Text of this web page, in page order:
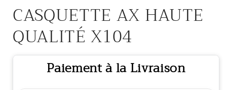
CASQUETTE AX HAUTE
QUALITÉ X104
Paiement à la Livraison